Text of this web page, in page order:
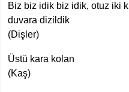
Biz biz idik biz idik, otuz iki
duvara dizildik
(Dişler)
Üstü kara kolan
(Kaş)